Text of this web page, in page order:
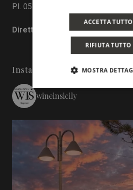
P.I. 05130190829
Direttore responsabile:
Instagram
wineinsicily
ACCETTA TUTTO
RIFIUTA TUTTO
MOSTRA